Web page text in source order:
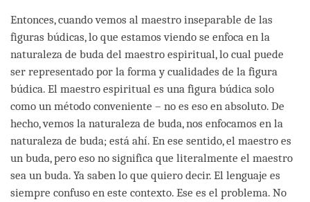
Entonces, cuando vemos al maestro inseparable de las
figuras búdicas, lo que estamos viendo se enfoca en la
naturaleza de buda del maestro espiritual, lo cual puede
ser representado por la forma y cualidades de la figura
búdica. El maestro espiritual es una figura búdica solo
como un método conveniente – no es eso en absoluto. De
hecho, vemos la naturaleza de buda, nos enfocamos en la
naturaleza de buda; está ahí. En ese sentido, el maestro es
un buda, pero eso no significa que literalmente el maestro
sea un buda. Ya saben lo que quiero decir. El lenguaje es
siempre confuso en este contexto. Ese es el problema. No